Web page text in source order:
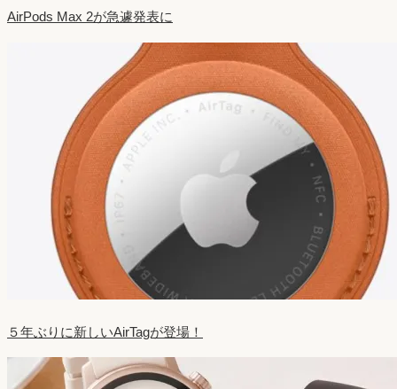
AirPods Max 2が急遽発表に
５年ぶりに新しいAirTagが登場！